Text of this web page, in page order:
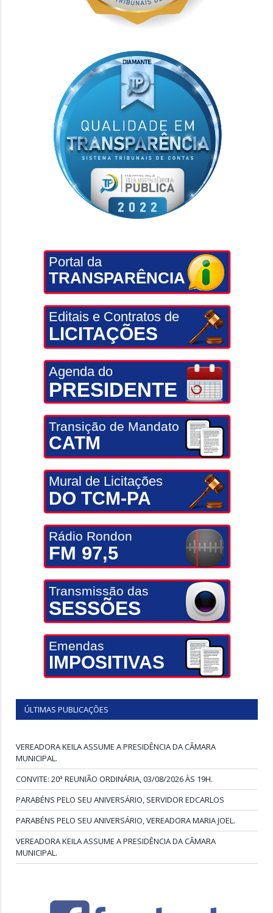
Portal da
TRANSPARÊNCIA
Editais e Contratos de
LICITAÇÕES
Agenda do
PRESIDENTE
Transição de Mandato
CATM
Mural de Licitações
DO TCM-PA
Rádio Rondon
FM 97,5
Transmissão das
SESSÕES
Emendas
IMPOSITIVAS
ÚLTIMAS PUBLICAÇÕES
VEREADORA KEILA ASSUME A PRESIDÊNCIA DA CÂMARA
MUNICIPAL.
CONVITE: 20ª REUNIÃO ORDINÁRIA, 03/08/2026 ÀS 19H.
PARABÉNS PELO SEU ANIVERSÁRIO, SERVIDOR EDCARLOS
PARABÉNS PELO SEU ANIVERSÁRIO, VEREADORA MARIA JOEL.
VEREADORA KEILA ASSUME A PRESIDÊNCIA DA CÂMARA
MUNICIPAL.